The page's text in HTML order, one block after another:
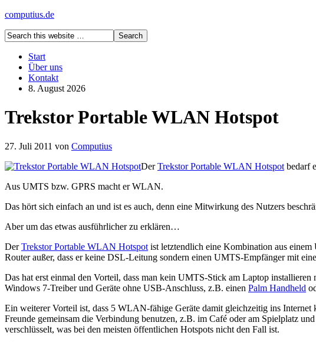
computius.de
Start
Über uns
Kontakt
8. August 2026
Trekstor Portable WLAN Hotspot
27. Juli 2011 von Computius
DerTrekstor Portable WLAN Hotspot bedarf
Aus UMTS bzw. GPRS macht er WLAN.
Das hört sich einfach an und ist es auch, denn eine Mitwirkung des Nutzers
Aber um das etwas ausführlicher zu erklären…
DerTrekstor Portable WLAN Hotspot ist letztendlich eine Kombination aus
Router außer, dass er keine DSL-Leitung sondern einen UMTS-Empfänger mit
Das hat erst einmal den Vorteil, dass man kein UMTS-Stick am Laptop
Windows 7-Treiber und Geräte ohne USB-Anschluss, z.B. einen Palm Handheld
Ein weiterer Vorteil ist, dass 5 WLAN-fähige Geräte damit gleichzeitig ins
Freunde gemeinsam die Verbindung benutzen, z.B. im Café oder am Spielplatz
verschlüsselt, was bei den meisten öffentlichen Hotspots nicht den Fall ist.